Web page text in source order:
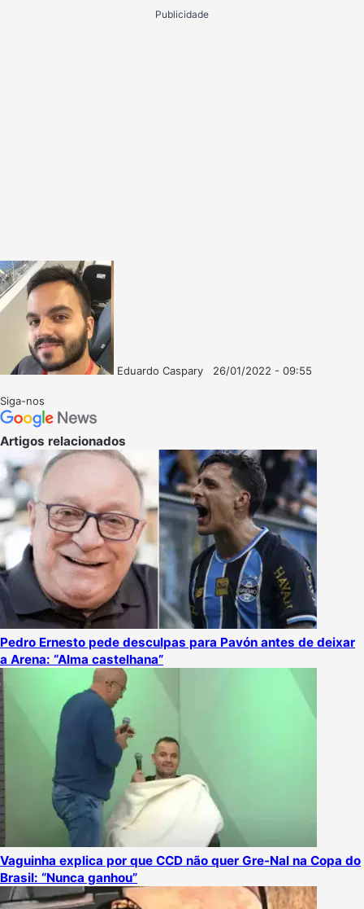
Publicidade
Eduardo Caspary
26/01/2022 - 09:55
Siga-nos
Artigos relacionados
Pedro Ernesto pede desculpas para Pavón antes de deixar
a Arena: “Alma castelhana”
Vaguinha explica por que CCD não quer Gre-Nal na Copa do
Brasil: “Nunca ganhou”